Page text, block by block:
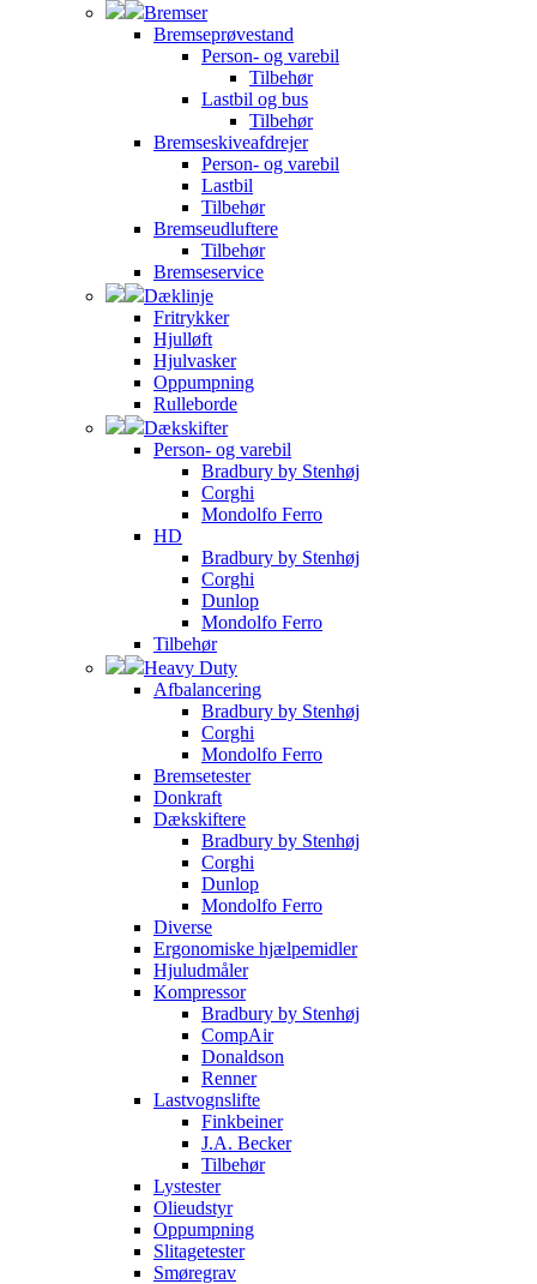
Bremser
Bremseprøvestand
Person- og varebil
Tilbehør
Lastbil og bus
Tilbehør
Bremseskiveafdrejer
Person- og varebil
Lastbil
Tilbehør
Bremseudluftere
Tilbehør
Bremseservice
Dæklinje
Fritrykker
Hjulløft
Hjulvasker
Oppumpning
Rulleborde
Dækskifter
Person- og varebil
Bradbury by Stenhøj
Corghi
Mondolfo Ferro
HD
Bradbury by Stenhøj
Corghi
Dunlop
Mondolfo Ferro
Tilbehør
Heavy Duty
Afbalancering
Bradbury by Stenhøj
Corghi
Mondolfo Ferro
Bremsetester
Donkraft
Dækskiftere
Bradbury by Stenhøj
Corghi
Dunlop
Mondolfo Ferro
Diverse
Ergonomiske hjælpemidler
Hjuludmåler
Kompressor
Bradbury by Stenhøj
CompAir
Donaldson
Renner
Lastvognslifte
Finkbeiner
J.A. Becker
Tilbehør
Lystester
Olieudstyr
Oppumpning
Slitagetester
Smøregrav